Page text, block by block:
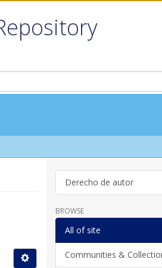
Derecho de autor
BROWSE
All of site
Communities &